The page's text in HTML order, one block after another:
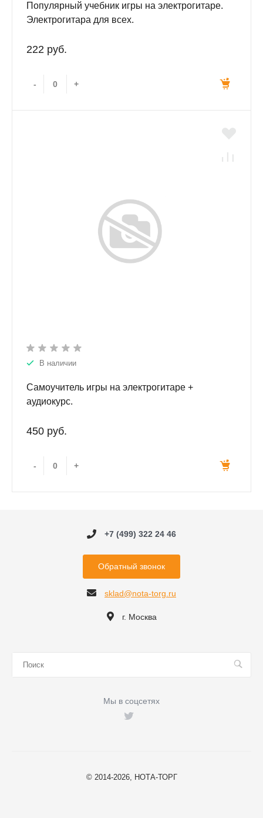
Популярный учебник игры на электрогитаре.
Электрогитара для всех.
222 руб.
- +
В наличии
Самоучитель игры на электрогитаре +
аудиокурс.
450 руб.
- +
+7 (499) 322 24 46
Обратный звонок
sklad@nota-torg.ru
г. Москва
Мы в соцсетях
© 2014-2026, НОТА-ТОРГ